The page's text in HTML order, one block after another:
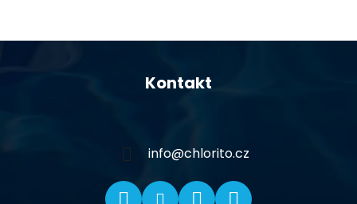
Z
Kontakt
info@chlorito.cz